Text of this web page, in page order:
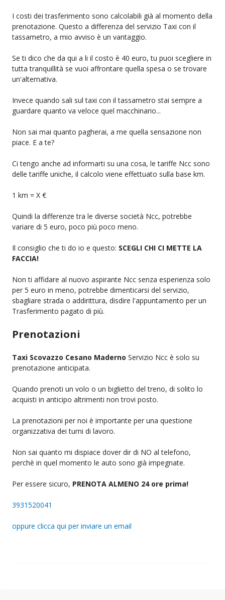
I costi dei trasferimento sono calcolabili già al momento della
prenotazione. Questo a differenza del servizio Taxi con il
tassametro, a mio avviso è un vantaggio.
Se ti dico che da qui a li il costo è 40 euro, tu puoi scegliere in
tutta tranquillità se vuoi affrontare quella spesa o se trovare
un'alternativa.
Invece quando sali sul taxi con il tassametro stai sempre a
guardare quanto va veloce quel macchinario...
Non sai mai quanto pagherai, a me quella sensazione non
piace. E a te?
Ci tengo anche ad informarti su una cosa, le tariffe Ncc sono
delle tariffe uniche, il calcolo viene effettuato sulla base km.
1 km = X €
Quindi la differenze tra le diverse società Ncc, potrebbe
variare di 5 euro, poco più poco meno.
Il consiglio che ti do io e questo: SCEGLI CHI CI METTE LA
FACCIA!
Non ti affidare al nuovo aspirante Ncc senza esperienza solo
per 5 euro in meno, potrebbe dimenticarsi del servizio,
sbagliare strada o addirittura, disdire l'appuntamento per un
Trasferimento pagato di più.
Prenotazioni
Taxi Scovazzo Cesano Maderno Servizio Ncc è solo su
prenotazione anticipata.
Quando prenoti un volo o un biglietto del treno, di solito lo
acquisti in anticipo altrimenti non trovi posto.
La prenotazioni per noi è importante per una questione
organizzativa dei turni di lavoro.
Non sai quanto mi dispiace dover dir di NO al telefono,
perchè in quel momento le auto sono già impegnate.
Per essere sicuro, PRENOTA ALMENO 24 ore prima!
3931520041
oppure clicca qui per inviare un email